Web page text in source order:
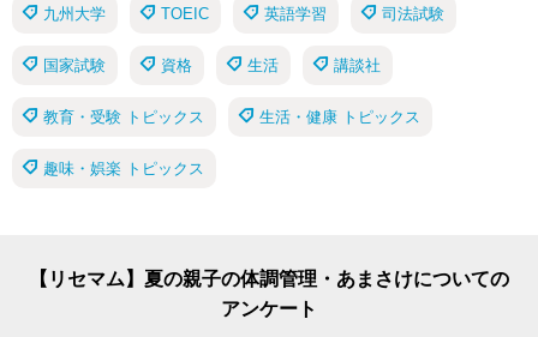
九州大学 TOEIC 英語学習 司法試験
国家試験 資格 生活 講談社
教育・受験 トピックス 生活・健康 トピックス
趣味・娯楽 トピックス
【リセマム】夏の親子の体調管理・あまさけについての
アンケート